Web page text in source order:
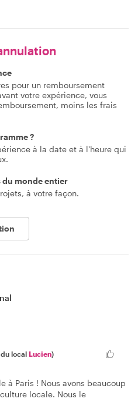
pour un remboursement
votre expérience, vous
moins les frais
?
à la date et à l'heure qui
du monde entier
à votre façon.
local Lucien)
à Paris ! Nous avons beaucoup
locale. Nous le